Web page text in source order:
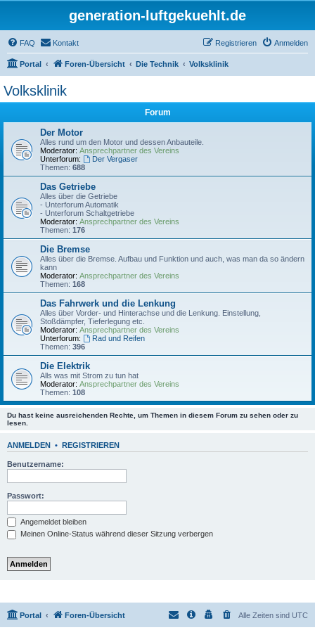
generation-luftgekuehlt.de
FAQ Kontakt Anmelden
Registrieren
Portal Foren-Übersicht Die Technik Volksklinik
Volksklinik
Forum
Der Motor
Alles rund um den Motor und dessen Anbauteile.
Moderator: Ansprechpartner des Vereins
Unterforum:
Der Vergaser
Themen: 688
Das Getriebe
Alles über die Getriebe
- Unterforum Automatik
- Unterforum Schaltgetriebe
Moderator: Ansprechpartner des Vereins
Themen: 176
Die Bremse
Alles über die Bremse. Aufbau und Funktion und auch, was man da so ändern
kann
Moderator: Ansprechpartner des Vereins
Themen: 168
Das Fahrwerk und die Lenkung
Alles über Vorder- und Hinterachse und die Lenkung. Einstellung,
Stoßdämpfer, Tieferlegung etc.
Moderator: Ansprechpartner des Vereins
Unterforum:
Rad und Reifen
Themen: 396
Die Elektrik
Alls was mit Strom zu tun hat
Moderator: Ansprechpartner des Vereins
Themen: 108
Du hast keine ausreichenden Rechte, um Themen in diesem Forum zu sehen oder zu
lesen.
ANMELDEN • REGISTRIEREN
Benutzername:
Passwort:
Angemeldet bleiben
Meinen Online-Status während dieser Sitzung verbergen
Portal Foren-Übersicht Alle Zeiten sind UTC